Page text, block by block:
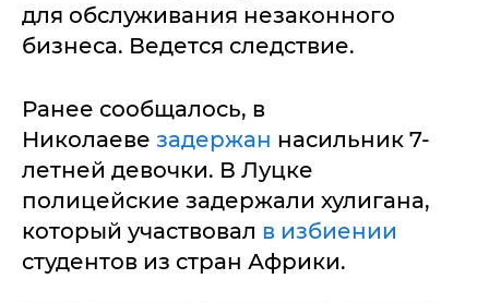
для обслуживания незаконного
бизнеса. Ведется следствие.
Ранее сообщалось, в
Николаеве задержан насильник 7-
летней девочки. В Луцке
полицейские задержали хулигана,
который участвовал в избиении
студентов из стран Африки.